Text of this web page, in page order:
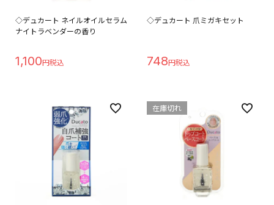
◇デュカート ネイルオイルセラム
ナイトラベンダーの香り
1,100
◇デュカート 爪ミガキセット
748
在庫切れ